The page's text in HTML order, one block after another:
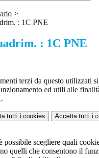
>
: 1C PNE
: 1C PNE
terzi da questo utilizzati
ed utili alle
.
tutti i cookies Accetta tutti i
possibile scegliere quali
quelli che consentono il